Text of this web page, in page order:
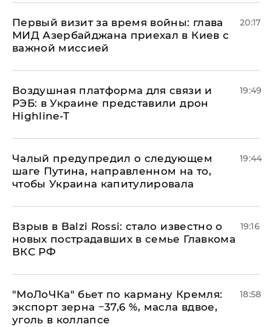
Первый визит за время войны: глава
МИД Азербайджана приехал в Киев с
важной миссией
20:17
Воздушная платформа для связи и
РЭБ: в Украине представили дрон
Highline-T
19:49
Чалый предупредил о следующем
шаге Путина, направленном на то,
чтобы Украина капитулировала
19:44
Взрыв в Balzi Rossi: стало известно о
новых пострадавших в семье Главкома
ВКС РФ
19:16
​"МоЛоЧКа" бьет по карману Кремля:
экспорт зерна −37,6 %, масла вдвое,
уголь в коллапсе
18:58